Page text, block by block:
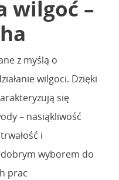
wilgoć –
z myślą o
wilgoci. Dzięki
się
– nasiąkliwość
i
wyborem do
prac